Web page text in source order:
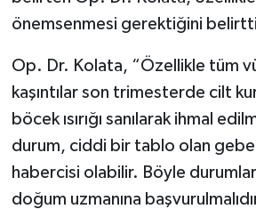
önemsenmesi gerektiğini
Op. Dr. Kolata, “Özellikle tüm
kaşıntılar son trimesterde cilt
böcek ısırığı sanılarak ihmal
durum, ciddi bir tablo olan
habercisi olabilir. Böyle
doğum uzmanına